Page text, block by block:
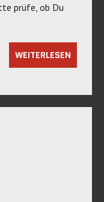
prüfe, ob Du
WEITERLESEN